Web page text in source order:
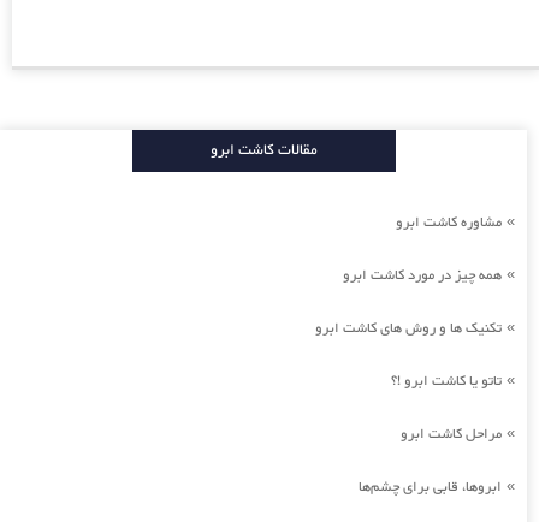
مقالات کاشت ابرو
» مشاوره کاشت ابرو
» همه چیز در مورد کاشت ابرو
» تکنیک ها و روش های کاشت ابرو
» تاتو یا کاشت ابرو !؟
» مراحل کاشت ابرو
» ابروها، قابی برای چشم‌ها